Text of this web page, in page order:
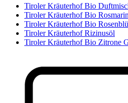
Tiroler Kräuterhof Bio
Tiroler Kräuterhof Bio
Tiroler Kräuterhof Bio
Tiroler Kräuterhof Rizinusöl
Tiroler Kräuterhof Bio Zitrone